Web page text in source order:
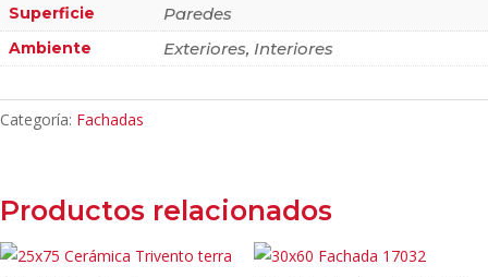
Superficie Paredes
Ambiente Exteriores, Interiores
Categoría: Fachadas
Productos relacionados